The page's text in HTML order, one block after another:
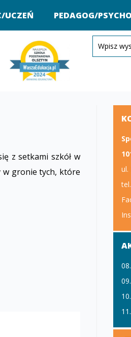
UCZEŃ PEDAGOG/
z setkami szkół w
gronie tych, które
ul.